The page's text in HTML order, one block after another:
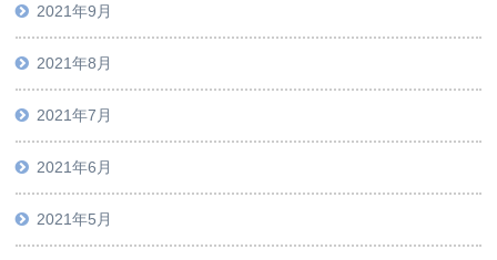
2021年9月
2021年8月
2021年7月
2021年6月
2021年5月